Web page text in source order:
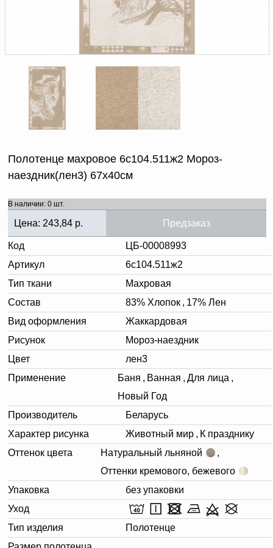
Документы по работе с
персональными данными
Письмо руководителю
Вопросы и ответы
Новости | Статьи
Полотенце махровое 6с104.511ж2 Мороз-
наездник(лен3) 67х40см
В наличии: 0 шт.
Цена: 243,84 р. Предзаказ
Код
ЦБ-00008993
Артикул
6с104.511ж2
Тип ткани
Махровая
Состав
83% Хлопок , 17% Лен
Вид оформления
Жаккардовая
Рисунок
Мороз-наездник
Цвет
лен3
Применение
Баня , Ванная , Для лица ,
Новый Год
Производитель
Беларусь
Характер рисунка
Животный мир , К празднику
Оттенок цвета
Натуральный льняной
,
Оттенки кремового, бежевого
Упаковка
без упаковки
Уход
Тип изделия
Полотенце